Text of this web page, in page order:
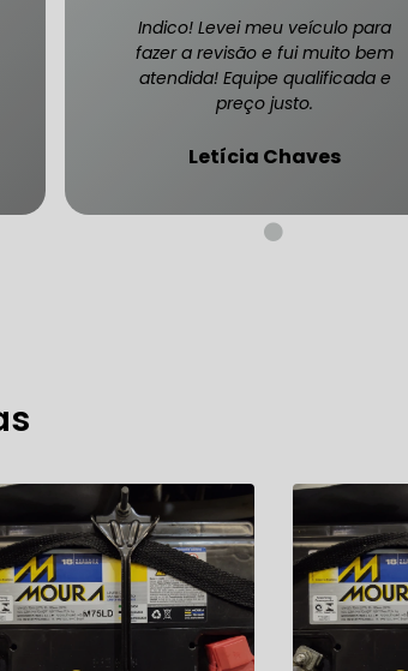
FREIO DO CARRO
PARA CONSERTO DE CARRO BLINDADO
PARA CARROS BLINDADOS DE LUXO
PARA SUSPENSÃO DE CARRO BLINDADO
DE AUTOMÓVEIS BLINDADOS
PARA REVISÃO PREVENTIVA DE
Indico! Levei meu veículo para
fazer a revisão e fui muito bem
atendida! Equipe qualificada e
preço justo.
Letícia Chaves